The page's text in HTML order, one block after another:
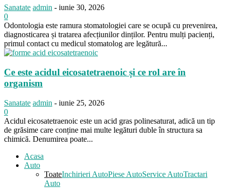
Sanatate admin - iunie 30, 2026
0
Odontologia este ramura stomatologiei care se ocupă cu prevenirea,
diagnosticarea și tratarea afecțiunilor dinților. Pentru mulți pacienți,
primul contact cu medicul stomatolog are legătură...
Ce este acidul eicosatetraenoic și ce rol are în
organism
Sanatate admin - iunie 25, 2026
0
Acidul eicosatetraenoic este un acid gras polinesaturat, adică un tip
de grăsime care conține mai multe legături duble în structura sa
chimică. Denumirea poate...
Acasa
Auto
ToateInchirieri AutoPiese AutoService AutoTractari
Auto